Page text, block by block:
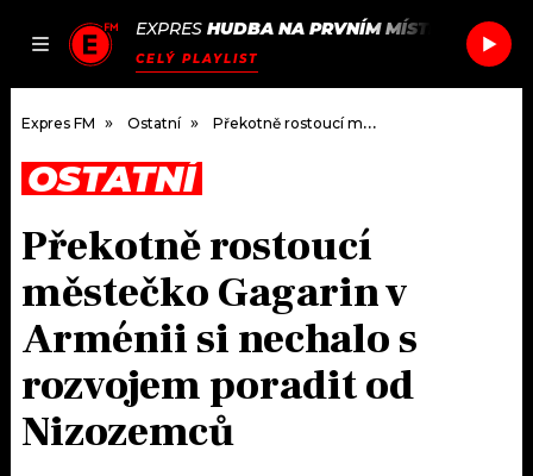
JAK
SEZNAM.CZ
EXPRES HUDBA NA PRVNÍM MÍSTĚ
CELÝ PLAYLIST
DOMŮ
ČLÁNKY
AKTUÁLNĚ
HUDBA
ROZHOVORY
PODCASTY
JAK NALADIT
RÁDIO
Expres FM Ostatní Překotně rostoucí městečko Gagarin v Arménii si nechalo s rozvojem poradit od Nizozemců
OSTATNÍ
Překotně rostoucí
městečko Gagarin v
Arménii si nechalo s
rozvojem poradit od
Nizozemců